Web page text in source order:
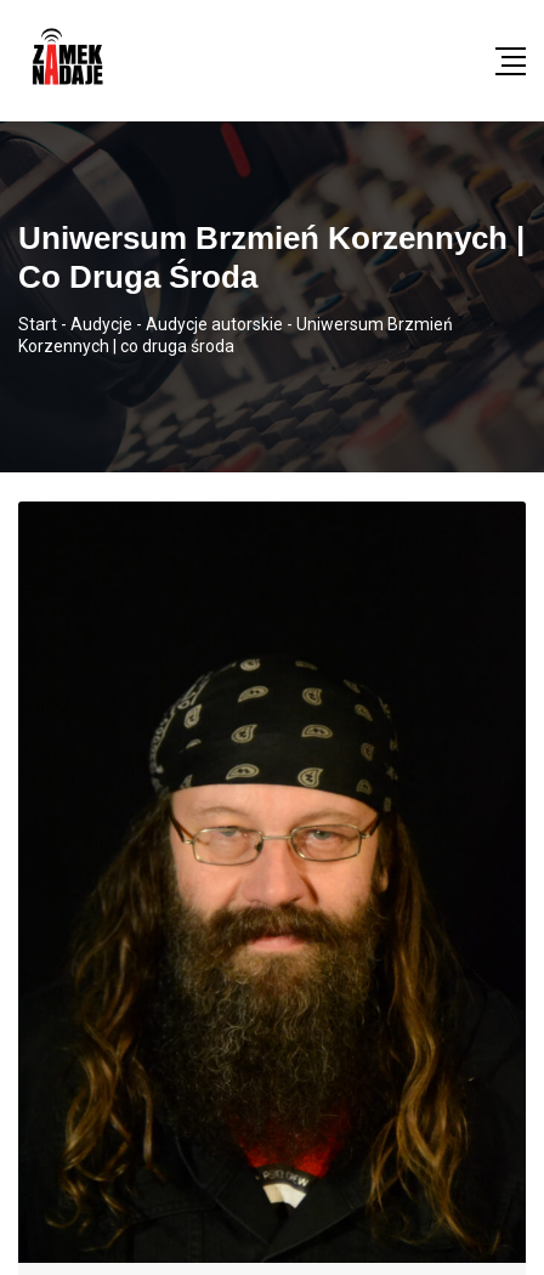
Uniwersum Brzmień Korzennych |
Co Druga Środa
Start - Audycje - Audycje autorskie - Uniwersum Brzmień
Korzennych | co druga środa